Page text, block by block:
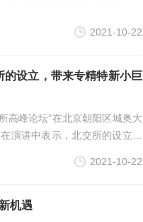
2021-10-22
设立，带来专精特新小巨
高峰论坛”在北京朝阳区城奥大
演讲中表示，北交所的设立，
2021-10-22
机遇